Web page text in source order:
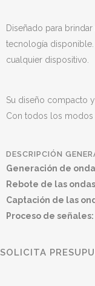
Diseñado para
tecnología
cualquier dispositivo.
Su diseño compacto
Con todos los modos
DESCRIPCIÓN
Generación de
Rebote de las
Captación de las
Proceso de señales:
SOLICITA